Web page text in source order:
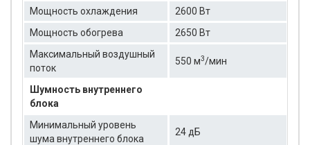
Мощность охлаждения
2600 Вт
Мощность обогрева
2650 Вт
Максимальный воздушный
поток
550 м3/мин
Шумность внутреннего
блока
Минимальный уровень
шума внутреннего блока
24 дБ